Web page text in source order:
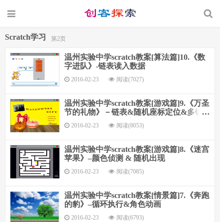
Scratch学习 第2页
温州实验中学scratch教案[算法篇]10.《数
字进队》-链表读入数据
2016-02-23 阅读(7027)
温州实验中学scratch教案[游戏篇]9.《万圣
节的礼物》－链表&随机座标定位&多键
控制
2016-02-23 阅读(8053)
温州实验中学scratch教案[游戏篇]8.《迷宫
苹果》–颜色侦测 & 随机出现
2016-02-23 阅读(7085)
温州实验中学scratch教案[情景篇]7.《奔跑
的豹》–循环执行&角色动画
2016-02-23 阅读(6793)